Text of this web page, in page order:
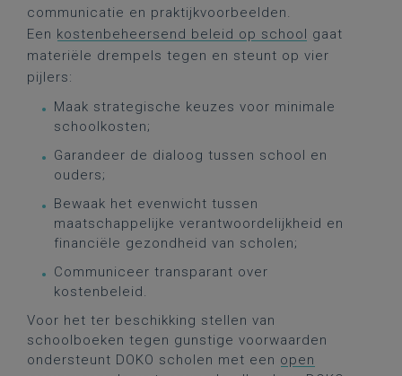
communicatie en praktijkvoorbeelden.
Een kostenbeheersend beleid op school gaat
materiële drempels tegen en steunt op vier
pijlers:
Maak strategische keuzes voor minimale
schoolkosten;
Garandeer de dialoog tussen school en
ouders;
Bewaak het evenwicht tussen
maatschappelijke verantwoordelijkheid en
financiële gezondheid van scholen;
Communiceer transparant over
kostenbeleid.
Voor het ter beschikking stellen van
schoolboeken tegen gunstige voorwaarden
ondersteunt DOKO scholen met een open